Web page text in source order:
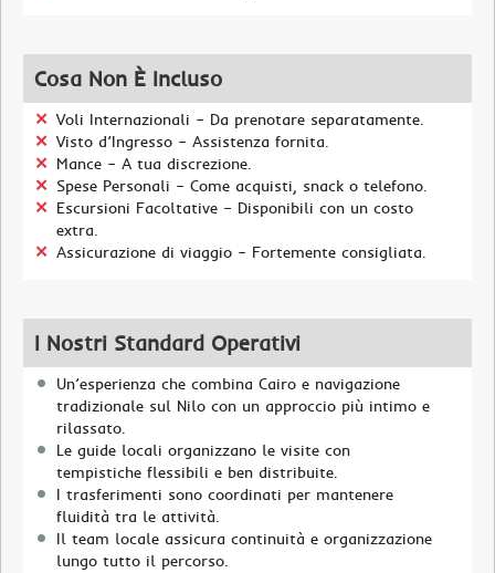
Cosa Non È Incluso
Voli Internazionali – Da prenotare separatamente.
Visto d’Ingresso – Assistenza fornita.
Mance – A tua discrezione.
Spese Personali – Come acquisti, snack o telefono.
Escursioni Facoltative – Disponibili con un costo
extra.
Assicurazione di viaggio – Fortemente consigliata.
I Nostri Standard Operativi
Un’esperienza che combina Cairo e navigazione
tradizionale sul Nilo con un approccio più intimo e
rilassato.
Le guide locali organizzano le visite con
tempistiche flessibili e ben distribuite.
I trasferimenti sono coordinati per mantenere
fluidità tra le attività.
Il team locale assicura continuità e organizzazione
lungo tutto il percorso.